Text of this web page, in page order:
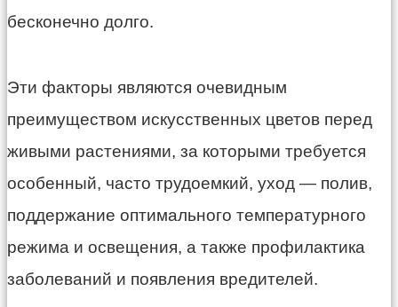
бесконечно долго.
Эти факторы являются очевидным
преимуществом искусственных цветов перед
живыми растениями, за которыми требуется
особенный, часто трудоемкий, уход — полив,
поддержание оптимального температурного
режима и освещения, а также профилактика
заболеваний и появления вредителей.